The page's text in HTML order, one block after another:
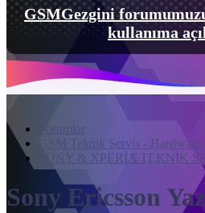
GSMGezgini
kullanıma
GSM Teknik Servis -
SONY & XPERİA TEKNİK
Sony Ericsson